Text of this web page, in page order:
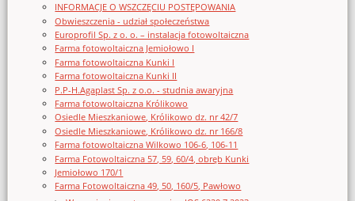
INFORMACJE O WSZCZĘCIU POSTĘPOWANIA
Obwieszczenia - udział społeczeństwa
Europrofil Sp. z o. o. – instalacja fotowoltaiczna
Farma fotowoltaiczna Jemiołowo I
Farma fotowoltaiczna Kunki I
Farma fotowoltaiczna Kunki II
P.P-H.Agaplast Sp. z o.o. - studnia awaryjna
Farma fotowoltaiczna Królikowo
Osiedle Mieszkaniowe, Królikowo dz. nr 42/7
Osiedle Mieszkaniowe, Królikowo dz. nr 166/8
Farma fotowoltaiczna Wilkowo 106-6, 106-11
Farma Fotowoltaiczna 57, 59, 60/4, obręb Kunki
Jemiołowo 170/1
Farma Fotowoltaiczna 49, 50, 160/5, Pawłowo